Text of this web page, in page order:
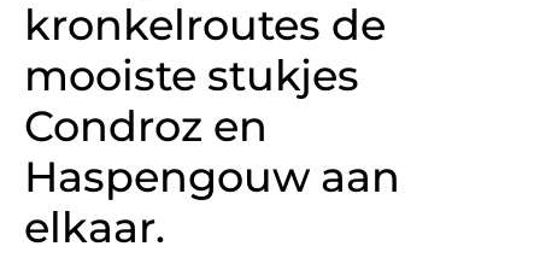
kronkelroutes de
mooiste stukjes
Condroz en
Haspengouw aan
elkaar.